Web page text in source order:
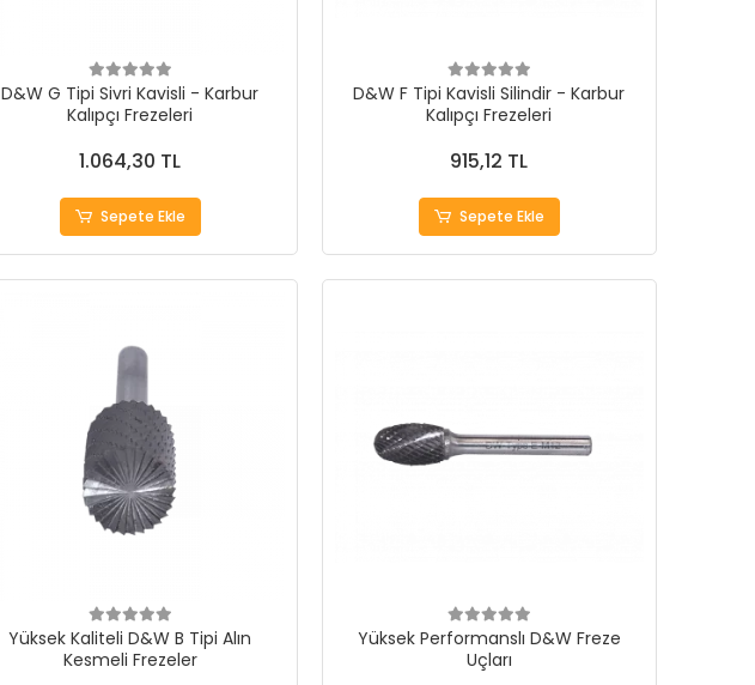
D&W G Tipi Sivri Kavisli - Karbur
Kalıpçı Frezeleri
1.064,30 TL
Sepete Ekle
D&W F Tipi Kavisli Silindir - Karbur
Kalıpçı Frezeleri
915,12 TL
Sepete Ekle
Yüksek Kaliteli D&W B Tipi Alın
Kesmeli Frezeler
Yüksek Performanslı D&W Freze
Uçları